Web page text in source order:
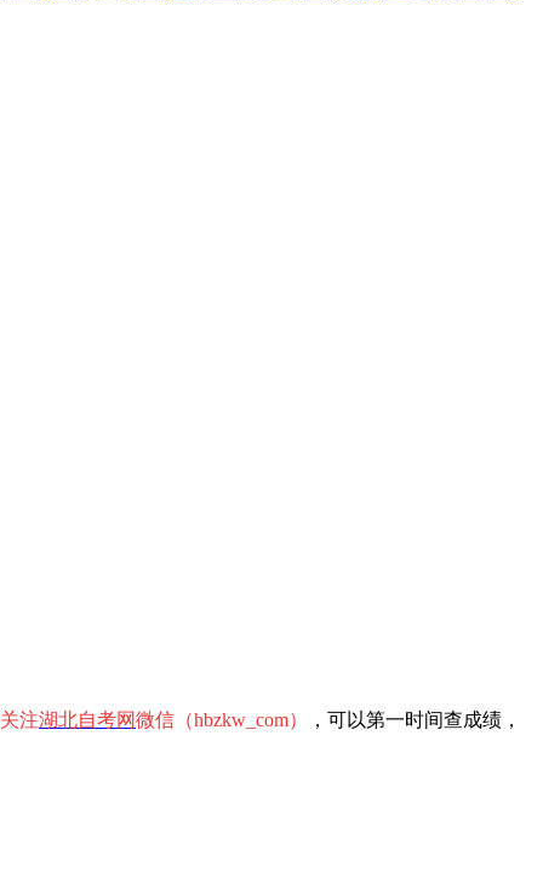
关注湖北自考网微信（hbzkw_com）
，可以第一时间查成绩，